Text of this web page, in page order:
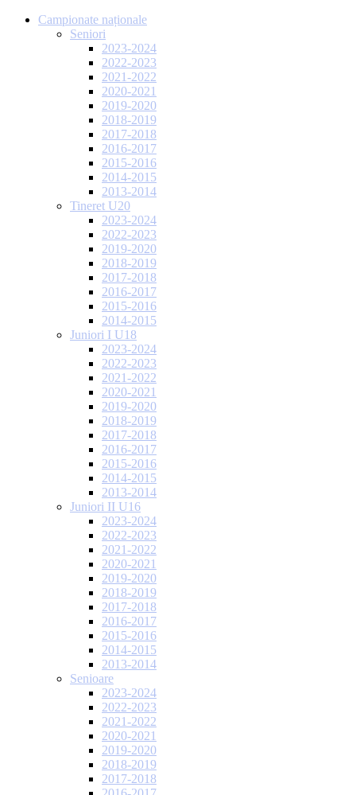
Campionate naționale
Seniori
2023-2024
2022-2023
2021-2022
2020-2021
2019-2020
2018-2019
2017-2018
2016-2017
2015-2016
2014-2015
2013-2014
Tineret U20
2023-2024
2022-2023
2019-2020
2018-2019
2017-2018
2016-2017
2015-2016
2014-2015
Juniori I U18
2023-2024
2022-2023
2021-2022
2020-2021
2019-2020
2018-2019
2017-2018
2016-2017
2015-2016
2014-2015
2013-2014
Juniori II U16
2023-2024
2022-2023
2021-2022
2020-2021
2019-2020
2018-2019
2017-2018
2016-2017
2015-2016
2014-2015
2013-2014
Senioare
2023-2024
2022-2023
2021-2022
2020-2021
2019-2020
2018-2019
2017-2018